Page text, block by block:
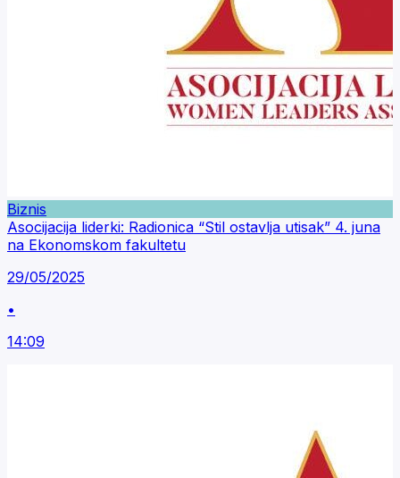
Biznis
Asocijacija liderki: Radionica “Stil ostavlja utisak” 4. juna
na Ekonomskom fakultetu
29/05/2025
•
14:09